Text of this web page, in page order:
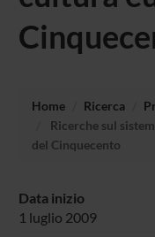
Home Ricerca
Ricerche sul
del Cinquecento
Data inizio
1 luglio 2009